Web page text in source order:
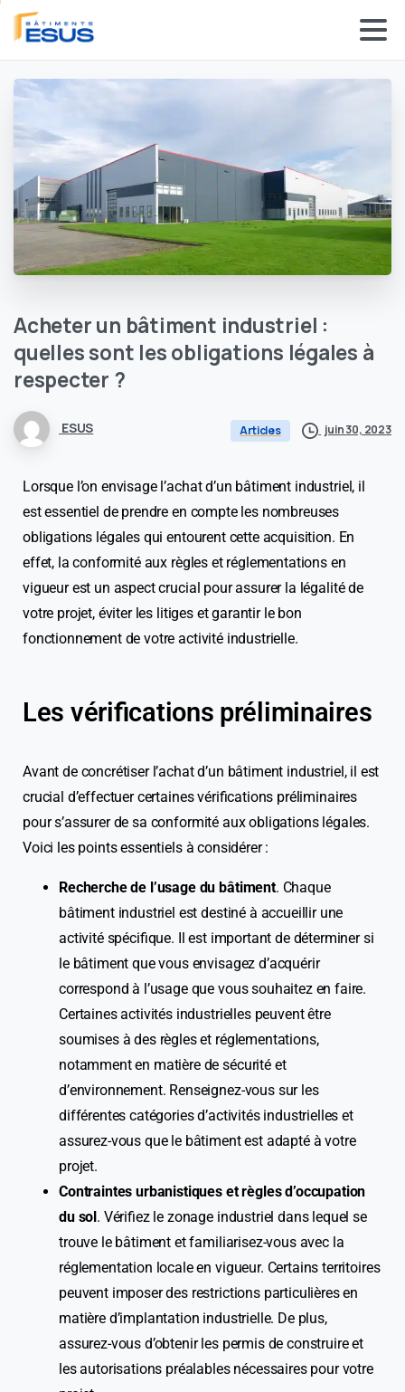
Acheterun bâtiment industriel :
quellessont lesobligations légales à
respecter ?
ESUS Articles juin 30, 2023
Lorsque l’on envisage l’achat d’un bâtiment industriel, il
est essentiel de prendre en compte les nombreuses
obligations légales qui entourent cette acquisition. En
effet, la conformité aux règles et réglementations en
vigueur est un aspect crucial pour assurer la légalité de
votre projet, éviter les litiges et garantir le bon
fonctionnement de votre activité industrielle.
Les vérifications préliminaires
Avant de concrétiser l’achat d’un bâtiment industriel, il est
crucial d’effectuer certaines vérifications préliminaires
pour s’assurer de sa conformité aux obligations légales.
Voici les points essentiels à considérer :
Recherche de l’usage du bâtiment. Chaque
bâtiment industriel est destiné à accueillir une
activité spécifique. Il est important de déterminer si
le bâtiment que vous envisagez d’acquérir
correspond à l’usage que vous souhaitez en faire.
Certaines activités industrielles peuvent être
soumises à des règles et réglementations,
notamment en matière de sécurité et
d’environnement. Renseignez-vous sur les
différentes catégories d’activités industrielles et
assurez-vous que le bâtiment est adapté à votre
projet.
Contraintes urbanistiques et règles d’occupation
du sol. Vérifiez le zonage industriel dans lequel se
trouve le bâtiment et familiarisez-vous avec la
réglementation locale en vigueur. Certains territoires
peuvent imposer des restrictions particulières en
matière d’implantation industrielle. De plus,
assurez-vous d’obtenir les permis de construire et
les autorisations préalables nécessaires pour votre
Panneau de gestion des cookies